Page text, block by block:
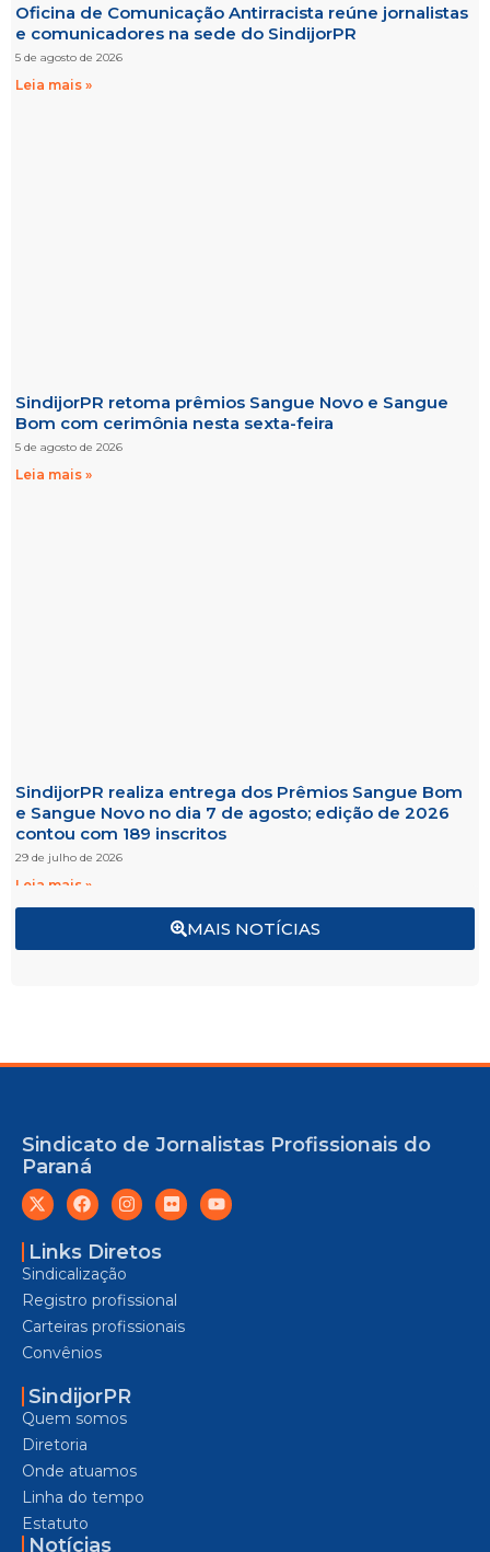
MAIS NOTÍCIAS
Oficina de Comunicação Antirracista reúne jornalistas
e comunicadores na sede do SindijorPR
5 de agosto de 2026
Leia mais »
SindijorPR retoma prêmios Sangue Novo e Sangue
Bom com cerimônia nesta sexta-feira
5 de agosto de 2026
Leia mais »
SindijorPR realiza entrega dos Prêmios Sangue Bom
e Sangue Novo no dia 7 de agosto; edição de 2026
contou com 189 inscritos
29 de julho de 2026
Leia mais »
Sindicato de Jornalistas Profissionais do
Paraná
Links Diretos
Sindicalização
Registro profissional
Carteiras profissionais
Convênios
SindijorPR
Quem somos
Diretoria
Onde atuamos
Linha do tempo
Estatuto
Notícias